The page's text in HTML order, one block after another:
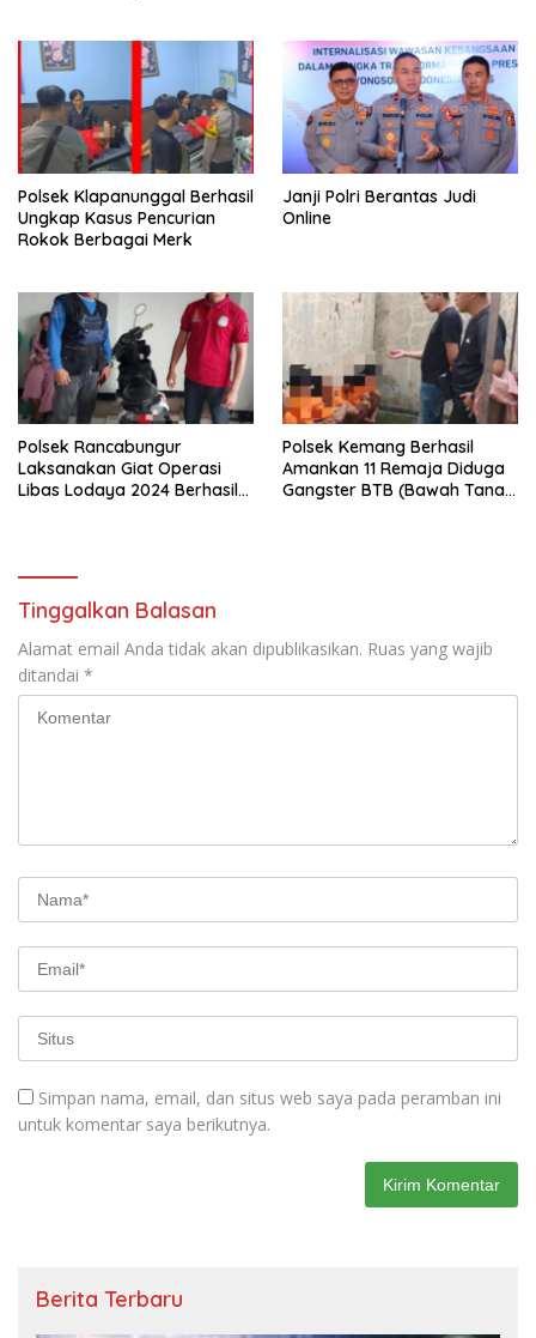
Polsek Klapanunggal Berhasil
Ungkap Kasus Pencurian
Rokok Berbagai Merk
Janji Polri Berantas Judi
Online
Polsek Rancabungur
Laksanakan Giat Operasi
Libas Lodaya 2024 Berhasil
Polsek Kemang Berhasil
Amankan 11 Remaja Diduga
Gangster BTB (Bawah Tanah
Tinggalkan Balasan
Alamat email Anda tidak akan dipublikasikan. Ruas yang wajib
ditandai *
Simpan nama, email, dan situs web saya pada peramban ini
untuk komentar saya berikutnya.
Berita Terbaru